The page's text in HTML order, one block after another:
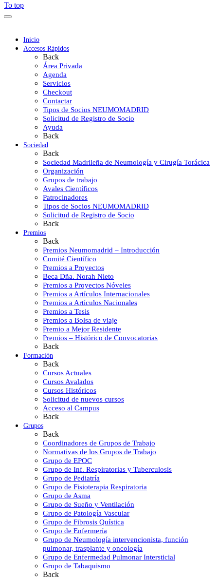
To top
Inicio
Accesos Rápidos
Back
Área Privada
Agenda
Servicios
Checkout
Contactar
Tipos de Socios NEUMOMADRID
Solicitud de Registro de Socio
Ayuda
Back
Sociedad
Back
Sociedad Madrileña de Neumología y Cirugía Torácica
Organización
Grupos de trabajo
Avales Científicos
Patrocinadores
Tipos de Socios NEUMOMADRID
Solicitud de Registro de Socio
Back
Premios
Back
Premios Neumomadrid – Introducción
Comité Científico
Premios a Proyectos
Beca Dña. Norah Nieto
Premios a Proyectos Nóveles
Premios a Artículos Internacionales
Premios a Artículos Nacionales
Premios a Tesis
Premios a Bolsa de viaje
Premio a Mejor Residente
Premios – Histórico de Convocatorias
Back
Formación
Back
Cursos Actuales
Cursos Avalados
Cursos Históricos
Solicitud de nuevos cursos
Acceso al Campus
Back
Grupos
Back
Coordinadores de Grupos de Trabajo
Normativas de los Grupos de Trabajo
Grupo de EPOC
Grupo de Inf. Respiratorias y Tuberculosis
Grupo de Pediatría
Grupo de Fisioterapia Respiratoria
Grupo de Asma
Grupo de Sueño y Ventilación
Grupo de Patología Vascular
Grupo de Fibrosis Quística
Grupo de Enfermería
Grupo de Neumología intervencionista, función
pulmonar, trasplante y oncología
Grupo de Enfermedad Pulmonar Intersticial
Grupo de Tabaquismo
Back